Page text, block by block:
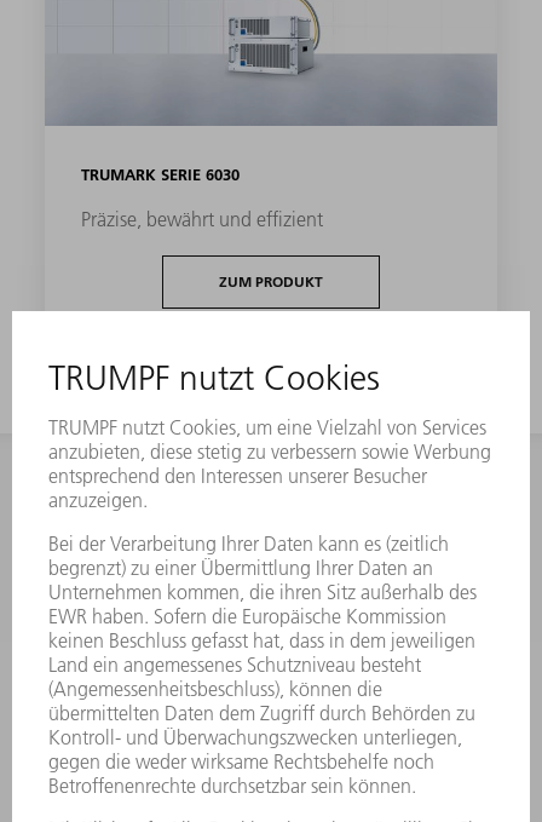
TRUMARK SERIE 6030
Präzise, bewährt und effizient
ZUM PRODUKT
KONTAKT
VERANSTALTUNGEN UND
TERMINE
TRUMPF
NEWSLETTERANMELDUNG
ONLINE SERVICES
KONTAKT
ANREGUNGEN, LOB UND KRITIK
STANDORTE